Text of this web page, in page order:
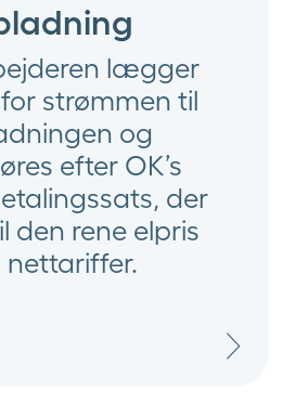
lægger
strømmen til
og
efter OK’s
der
den rene elpris
nettariffer.